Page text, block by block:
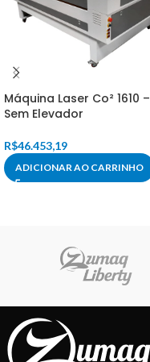
Máquina Laser Co² 1610 –
Sem Elevador
R$46.453,19
ADICIONAR AO CARRINHO